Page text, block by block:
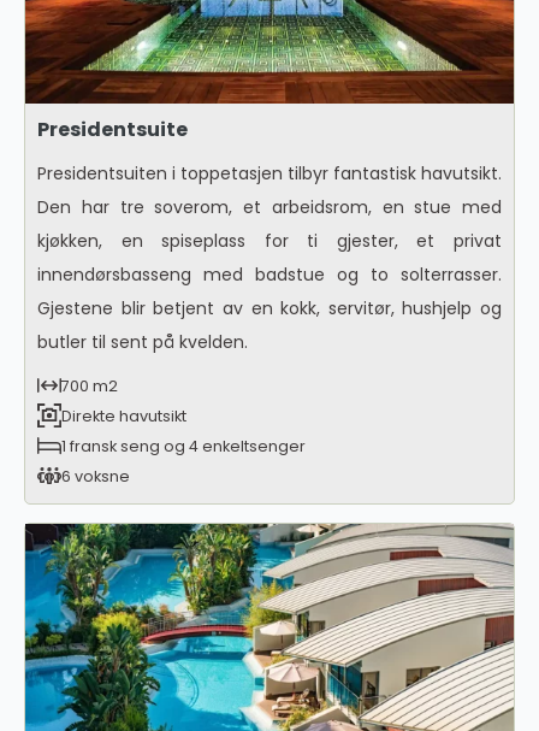
Presidentsuite
Presidentsuiten i toppetasjen tilbyr fantastisk havutsikt.
Den har tre soverom, et arbeidsrom, en stue med
kjøkken, en spiseplass for ti gjester, et privat
innendørsbasseng med badstue og to solterrasser.
Gjestene blir betjent av en kokk, servitør, hushjelp og
butler til sent på kvelden.
700 m2
Direkte havutsikt
1 fransk seng og 4 enkeltsenger
6 voksne